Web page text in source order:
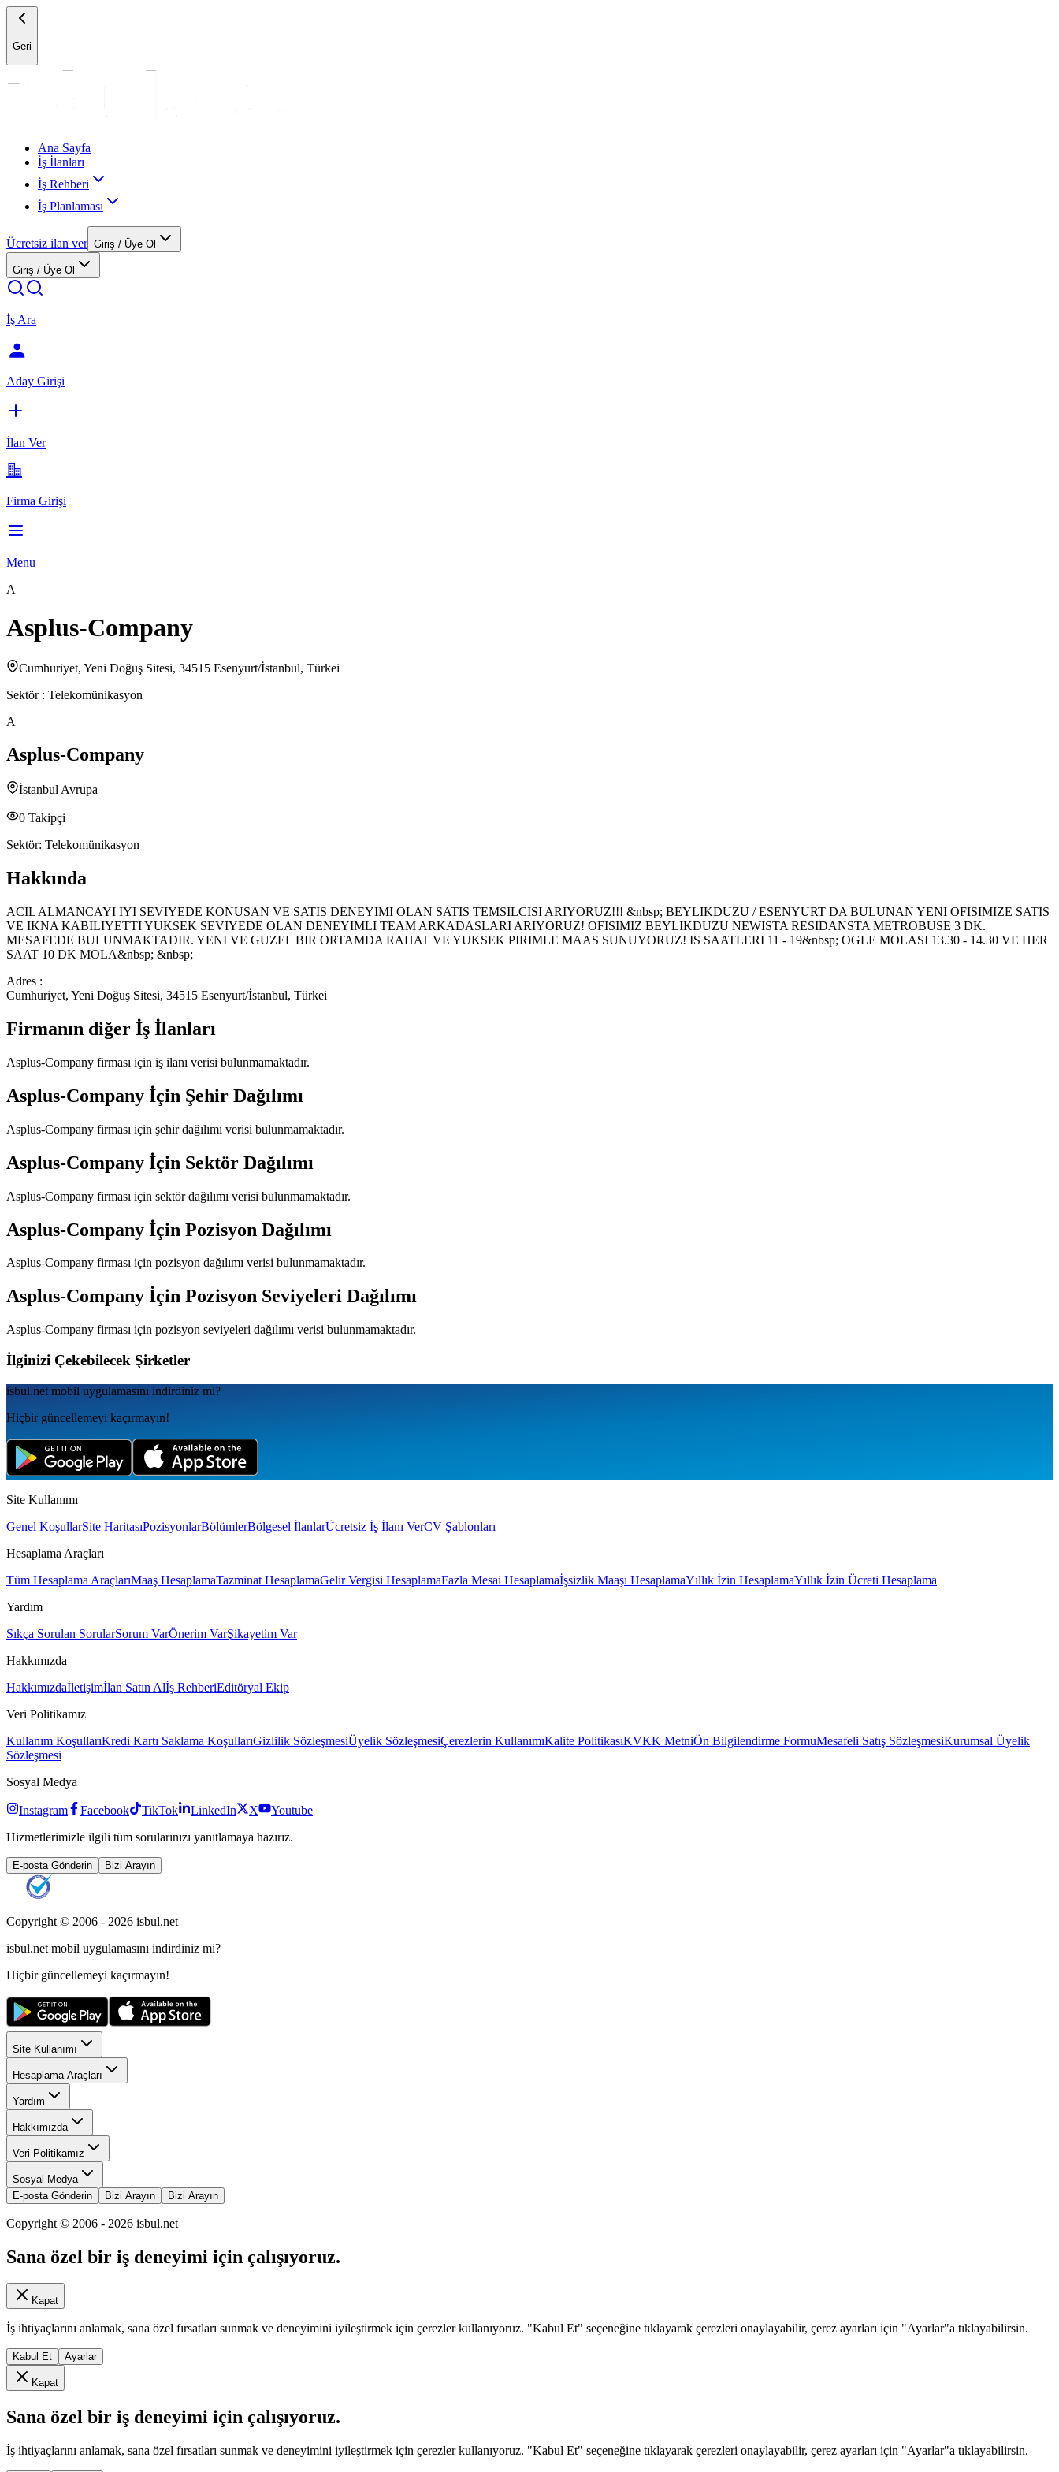
Geri
Ana Sayfa
İş İlanları
İş Rehberi
İş Planlaması
Ücretsiz ilan ver Giriş / Üye Ol
Giriş / Üye Ol
İş Ara
Aday Girişi
İlan Ver
Firma Girişi
Menu
A
Asplus-Company
Cumhuriyet, Yeni Doğuş Sitesi, 34515 Esenyurt/İstanbul, Türkei
Sektör : Telekomünikasyon
A
Asplus-Company
İstanbul Avrupa
0 Takipçi
Sektör: Telekomünikasyon
Hakkında
ACIL ALMANCAYI IYI SEVIYEDE KONUSAN VE SATIS DENEYIMI OLAN SATIS TEMSILCISI ARIYORUZ!!! &nbsp; BEYLIKDUZU / ESENYURT DA BULUNAN YENI OFISIMIZE SATIS
VE IKNA KABILIYETTI YUKSEK SEVIYEDE OLAN DENEYIMLI TEAM ARKADASLARI ARIYORUZ! OFISIMIZ BEYLIKDUZU NEWISTA RESIDANSTA METROBUSE 3 DK.
MESAFEDE BULUNMAKTADIR. YENI VE GUZEL BIR ORTAMDA RAHAT VE YUKSEK PIRIMLE MAAS SUNUYORUZ! IS SAATLERI 11 - 19&nbsp; OGLE MOLASI 13.30 - 14.30 VE HER
SAAT 10 DK MOLA&nbsp; &nbsp;
Adres :
Cumhuriyet, Yeni Doğuş Sitesi, 34515 Esenyurt/İstanbul, Türkei
Firmanın diğer İş İlanları
Asplus-Company firması için iş ilanı verisi bulunmamaktadır.
Asplus-Company İçin Şehir Dağılımı
Asplus-Company firması için şehir dağılımı verisi bulunmamaktadır.
Asplus-Company İçin Sektör Dağılımı
Asplus-Company firması için sektör dağılımı verisi bulunmamaktadır.
Asplus-Company İçin Pozisyon Dağılımı
Asplus-Company firması için pozisyon dağılımı verisi bulunmamaktadır.
Asplus-Company İçin Pozisyon Seviyeleri Dağılımı
Asplus-Company firması için pozisyon seviyeleri dağılımı verisi bulunmamaktadır.
İlginizi Çekebilecek Şirketler
isbul.net mobil uygulamаsını indirdiniz mi?
Hiçbir güncellemeyi kaçırmayın!
Site Kullanımı
Genel KoşullarSite HaritasıPozisyonlarBölümlerBölgesel İlanlarÜcretsiz İş İlanı VerCV Şablonları
Hesaplama Araçları
Tüm Hesaplama AraçlarıMaaş HesaplamaTazminat HesaplamaGelir Vergisi HesaplamaFazla Mesai Hesaplamaİşsizlik Maaşı HesaplamaYıllık İzin HesaplamaYıllık İzin Ücreti Hesaplama
Yardım
Sıkça Sorulan SorularSorum VarÖnerim VarŞikayetim Var
Hakkımızda
Hakkımızdaİletişimİlan Satın Alİş RehberiEditöryal Ekip
Veri Politikamız
Kullanım KoşullarıKredi Kartı Saklama KoşullarıGizlilik SözleşmesiÜyelik SözleşmesiÇerezlerin KullanımıKalite PolitikasıKVKK MetniÖn Bilgilendirme FormuMesafeli Satış SözleşmesiKurumsal Üyelik
Sözleşmesi
Sosyal Medya
Instagram Facebook TikTok LinkedIn X
Youtube
Hizmetlerimizle ilgili tüm sorularınızı yanıtlamaya hazırız.
E-posta Gönderin Bizi Arayın
Copyright © 2006 - 2026 isbul.net
isbul.net mobil uygulamasını indirdiniz mi?
Hiçbir güncellemeyi kaçırmayın!
Site Kullanımı
Hesaplama Araçları
Yardım
Hakkımızda
Veri Politikamız
Sosyal Medya
E-posta Gönderin
Bizi Arayın Bizi Arayın
Copyright © 2006 - 2026 isbul.net
Sana özel bir iş deneyimi için çalışıyoruz.
Kapat
İş ihtiyaçlarını anlamak, sana özel fırsatları sunmak ve deneyimini iyileştirmek için çerezler kullanıyoruz. "Kabul Et" seçeneğine tıklayarak çerezleri onaylayabilir, çerez ayarları için "Ayarlar"a tıklayabilirsin.
Kabul Et Ayarlar
Kapat
Sana özel bir iş deneyimi için çalışıyoruz.
İş ihtiyaçlarını anlamak, sana özel fırsatları sunmak ve deneyimini iyileştirmek için çerezler kullanıyoruz. "Kabul Et" seçeneğine tıklayarak çerezleri onaylayabilir, çerez ayarları için "Ayarlar"a tıklayabilirsin.